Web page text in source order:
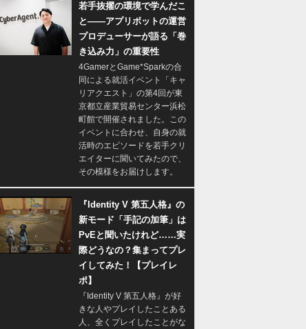
若手抜擢の環境で学んだこ
と――アプリボットの運営
プロデューサーが語る「巻
き込み力」の重要性
4GamerとGame*Sparkの合
同による就活イベント「キャ
リアクエスト」の第4回が東
京都立産業貿易センター浜松
町館で開催されました。この
イベントに合わせ、自身の就
活時のエピソードを若手クリ
エイターに聞いてみたので、
その模様をお届けします。
『Identity V 第五人格』の
新モード「手記の加筆」は
PvEと聞いたけれど……実
際どうなの？集まってプレ
イしてみた！【プレイレ
ポ】
『Identity V 第五人格』が好
きな人やプレイしたことある
人、全くプレイしたことがな